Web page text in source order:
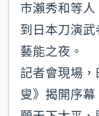
市瀨秀和等
到日本刀演
藝能之夜。
記者會現場
叟》揭開序